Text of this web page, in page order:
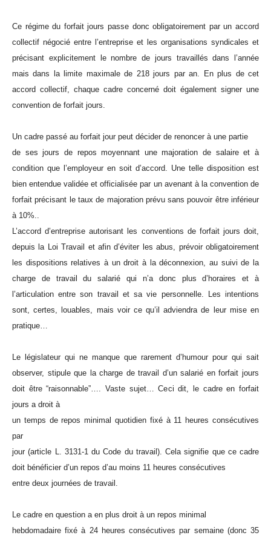
Ce régime du forfait jours passe donc obligatoirement par un accord
collectif négocié entre l’entreprise et les organisations syndicales et
précisant explicitement le nombre de jours travaillés dans l’année
mais dans la limite maximale de 218 jours par an. En plus de cet
accord collectif, chaque cadre concerné doit également signer une
convention de forfait jours.
Un cadre passé au forfait jour peut décider de renoncer à une partie
de ses jours de repos moyennant une majoration de salaire et à
condition que l’employeur en soit d’accord. Une telle disposition est
bien entendue validée et officialisée par un avenant à la convention de
forfait précisant le taux de majoration prévu sans pouvoir être inférieur
à 10%..
L’accord d’entreprise autorisant les conventions de forfait jours doit,
depuis la Loi Travail et afin d’éviter les abus, prévoir obligatoirement
les dispositions relatives à un droit à la déconnexion, au suivi de la
charge de travail du salarié qui n’a donc plus d’horaires et à
l’articulation entre son travail et sa vie personnelle. Les intentions
sont, certes, louables, mais voir ce qu’il adviendra de leur mise en
pratique…
Le législateur qui ne manque que rarement d’humour pour qui sait
observer, stipule que la charge de travail d’un salarié en forfait jours
doit être “raisonnable”…. Vaste sujet… Ceci dit, le cadre en forfait
jours a droit à
un temps de repos minimal quotidien fixé à 11 heures consécutives
par
jour (article L. 3131-1 du Code du travail). Cela signifie que ce cadre
doit bénéficier d’un repos d’au moins 11 heures consécutives
entre deux journées de travail.
Le cadre en question a en plus droit à un repos minimal
hebdomadaire fixé à 24 heures consécutives par semaine (donc 35